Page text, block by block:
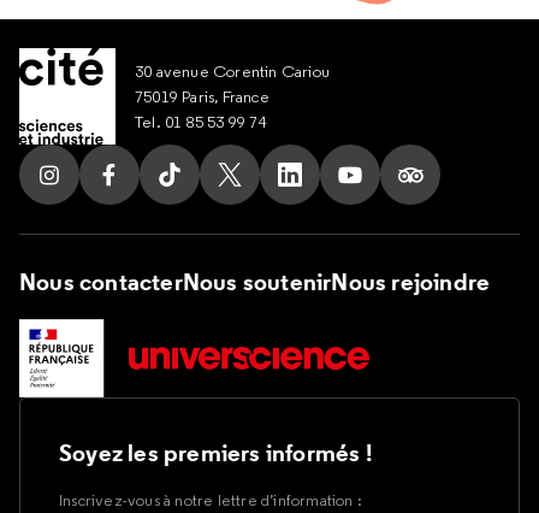
30 avenue Corentin Cariou
75019 Paris, France
Tel. 01 85 53 99 74
Suivez nous sur Instagram
Suivez nous sur Facebook
Suivez nous sur Tik Tok
Suivez nous sur X
Suivez nous sur LinkedIn
Suivez nous sur
Suivez nous
Nous contacterNous soutenirNous rejoindre
Soyez les premiers informés !
Inscrivez-vous à notre lettre d’information :